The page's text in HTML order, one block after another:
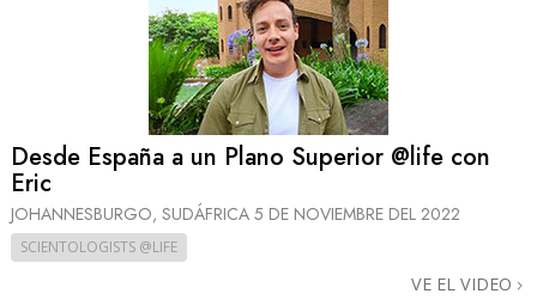
Desde España a un Plano Superior @life con
Eric
JOHANNESBURGO, SUDÁFRICA 5 DE NOVIEMBRE DEL 2022
SCIENTOLOGISTS @LIFE
VE EL VIDEO